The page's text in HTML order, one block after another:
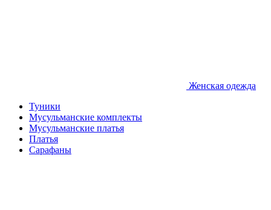
Женская одежда
Туники
Мусульманские комплекты
Мусульманские платья
Платья
Сарафаны